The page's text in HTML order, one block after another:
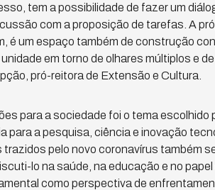
tem a possibilidade de fazer um
com a proposição de tarefas. A
é um espaço também de construção
em torno de olhares múltiplos e
pró-reitora de Extensão e Cultura.
para a sociedade foi o tema escolhido
para a pesquisa, ciência e inovação
pelo novo coronavírus também
lo na saúde, na educação e no
como perspectiva de